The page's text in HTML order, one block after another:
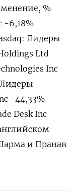
%
-6,18%
Лидеры
Ltd
Inc
Лидеры
-44,33%
Desk Inc
и Пранав